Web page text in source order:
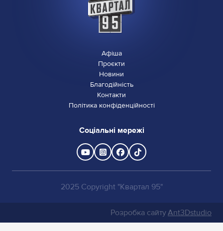
Афіша
Проєкти
Новини
Благодійність
Контакти
Політика конфіденційності
Соціальні мережі
2025 Copyright "Квартал 95"
Розробка сайтуAnt3Dstudio